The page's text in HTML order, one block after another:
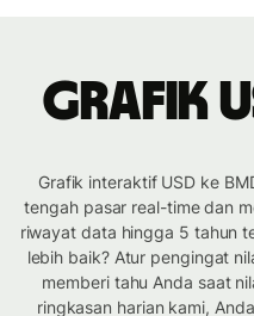
Grafik
Grafik interaktif USD ke
tengah pasar real-time dan
riwayat data hingga 5 tahun
lebih baik? Atur pengingat
memberi tahu Anda saat
ringkasan harian kami,